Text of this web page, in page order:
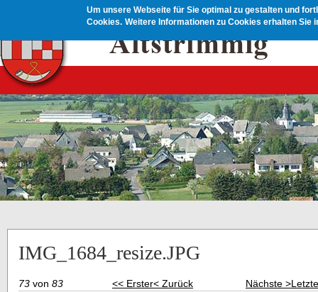
Um unsere Webseite für Sie optimal zu gestalten und
Cookies. Weitere Informationen zu Cookies erhalten Sie
IMG_1684_resize.JPG
73 von 83 << Erster< Zurück Nächste >